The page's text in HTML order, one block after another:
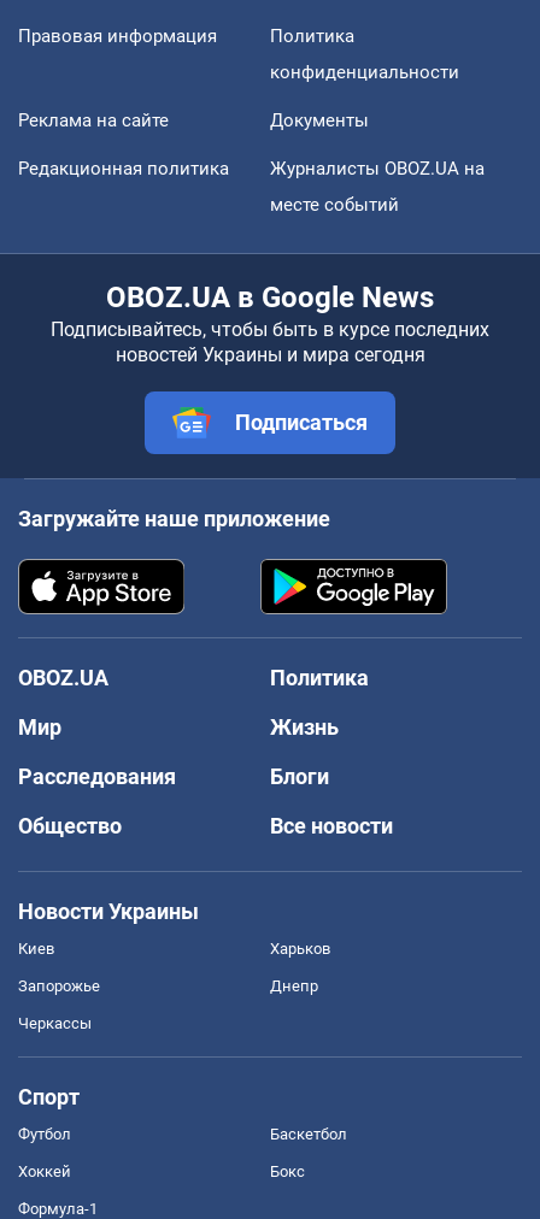
Правовая информация
Политика
конфиденциальности
Реклама на сайте Документы
Редакционная политика
Журналисты OBOZ.UA на
месте событий
OBOZ.UA в Google News
Подписывайтесь, чтобы быть в курсе последних
новостей Украины и мира сегодня
Подписаться
Загружайте наше приложение
OBOZ.UA
Политика
Мир
Жизнь
Расследования
Блоги
Общество
Все новости
Новости Украины
Киев Харьков
Запорожье Днепр
Черкассы
Спорт
Футбол Баскетбол
Хоккей Бокс
Формула-1